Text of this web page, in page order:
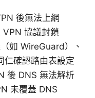
後無法上網
VPN 協議封鎖
如 WireGuard）、
仁確認路由表設定
後 DNS 無法解析
未覆蓋 DNS